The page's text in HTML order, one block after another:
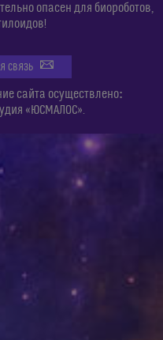
опасен для биороботов,
СВЯЗЬ
сайта осуществлено:
«ЮСМАЛОС».